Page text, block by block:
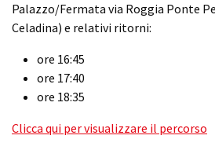
Palazzo/Fermata via Roggia Ponte
Celadina) e relativi ritorni:
ore 16:45
ore 17:40
ore 18:35
Clicca qui per visualizzare il percorso